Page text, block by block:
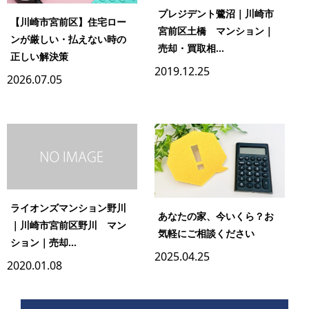
【川崎市宮前区】住宅ロー
ンが厳しい・払えない時の
正しい解決策
2026.07.05
プレジデント鷺沼｜川崎市
宮前区土橋 マンション｜
売却・買取相...
2019.12.25
ライオンズマンション野川
｜川崎市宮前区野川 マン
ション｜売却...
2020.01.08
あなたの家、今いくら？お
気軽にご相談ください
2025.04.25